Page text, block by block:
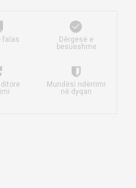
falas
Dërgesë e
besueshme
Mundësi ndërrimi
në dyqan